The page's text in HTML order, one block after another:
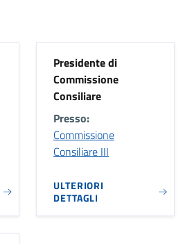
Presidente di
Commissione
Consiliare
Presso:
Commissione
Consiliare III
ULTERIORI
DETTAGLI